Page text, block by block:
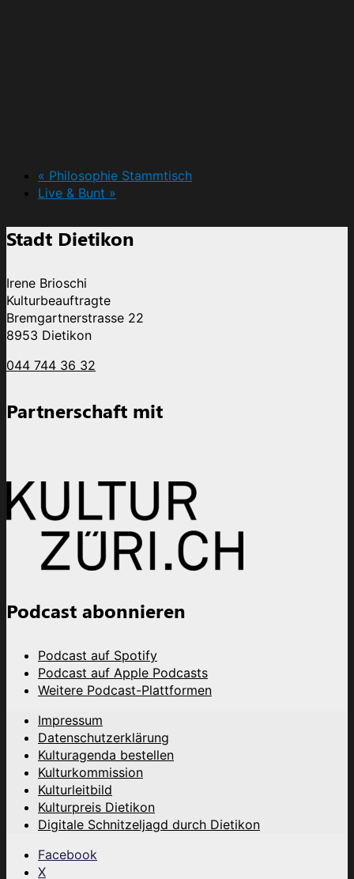
« Philosophie Stammtisch
Live & Bunt »
Stadt Dietikon
Irene Brioschi
Kulturbeauftragte
Bremgartnerstrasse 22
8953 Dietikon
044 744 36 32
Partnerschaft mit
Podcast abonnieren
Podcast auf Spotify
Podcast auf Apple Podcasts
Weitere Podcast-Plattformen
Impressum
Datenschutzerklärung
Kulturagenda bestellen
Kulturkommission
Kulturleitbild
Kulturpreis Dietikon
Digitale Schnitzeljagd durch Dietikon
Facebook
X